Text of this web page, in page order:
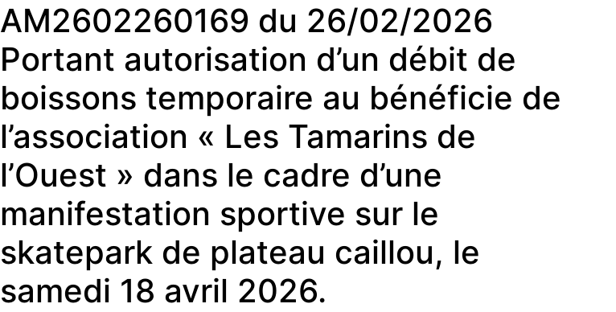
AM2602260169 du 26/02/2026
Portant autorisation d’un débit de
boissons temporaire au bénéficie de
l’association « Les Tamarins de
l’Ouest » dans le cadre d’une
manifestation sportive sur le
skatepark de plateau caillou, le
samedi 18 avril 2026.